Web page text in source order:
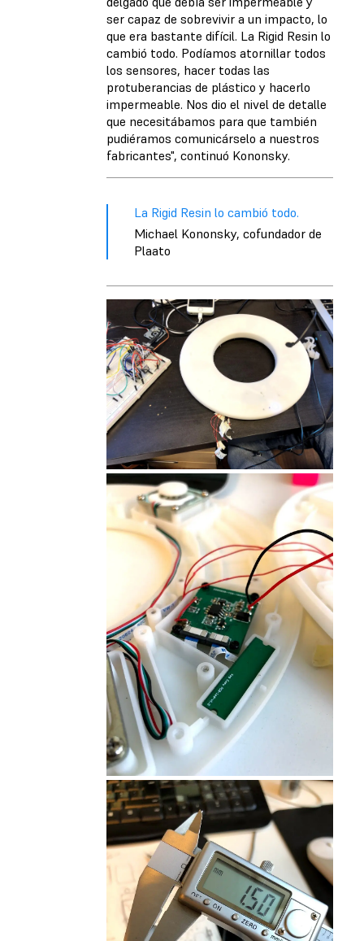
ser capaz de sobrevivir a un impacto, lo
que era bastante difícil. La Rigid Resin lo
cambió todo. Podíamos atornillar todos
los sensores, hacer todas las
protuberancias de plástico y hacerlo
impermeable. Nos dio el nivel de detalle
que necesitábamos para que también
pudiéramos comunicárselo a nuestros
fabricantes", continuó Kononsky.
La Rigid Resin lo cambió todo.
Michael Kononsky, cofundador de
Plaato